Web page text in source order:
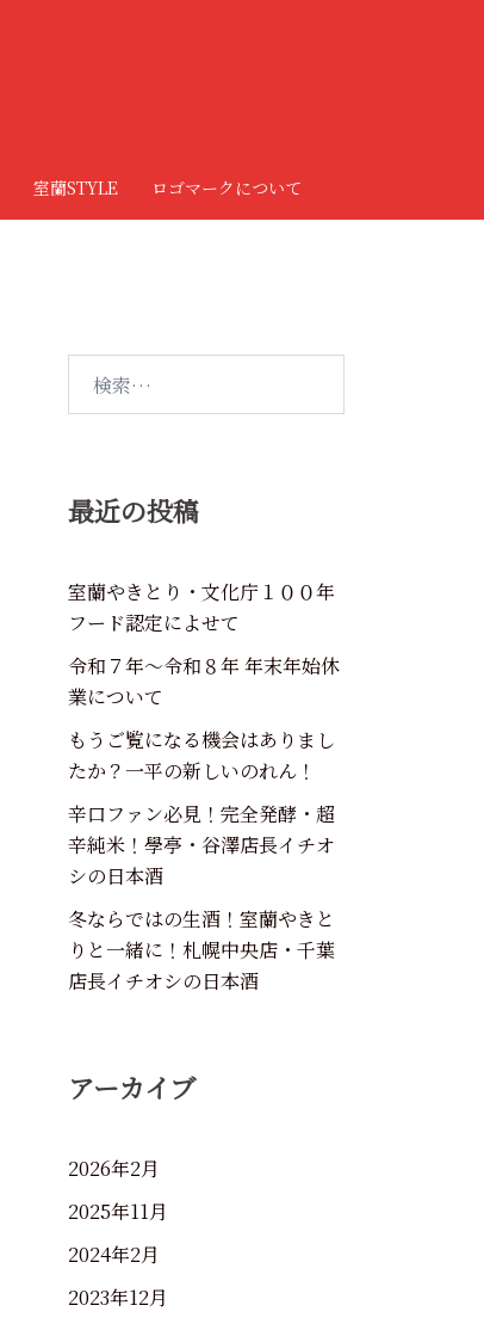
室蘭STYLE ロゴマークについて
最近の投稿
室蘭やきとり・文化庁１００年
フード認定によせて
令和７年～令和８年 年末年始休
業について
もうご覧になる機会はありまし
たか？一平の新しいのれん！
辛口ファン必見！完全発酵・超
辛純米！學亭・谷澤店長イチオ
シの日本酒
冬ならではの生酒！室蘭やきと
りと一緒に！札幌中央店・千葉
店長イチオシの日本酒
アーカイブ
2026年2月
2025年11月
2024年2月
2023年12月